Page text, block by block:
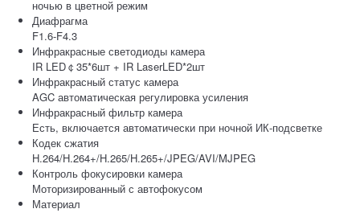
ночью в цветной режим
Диафрагма
F1.6-F4.3
Инфракрасные светодиоды камера
IR LED￠35*6шт + IR LaserLED*2шт
Инфракрасный статус камера
AGC автоматическая регулировка усиления
Инфракрасный фильтр камера
Есть, включается автоматически при ночной ИК-подсветке
Кодек сжатия
H.264/H.264+/H.265/H.265+/JPEG/AVI/MJPEG
Контроль фокусировки камера
Моторизированный с автофокусом
Материал